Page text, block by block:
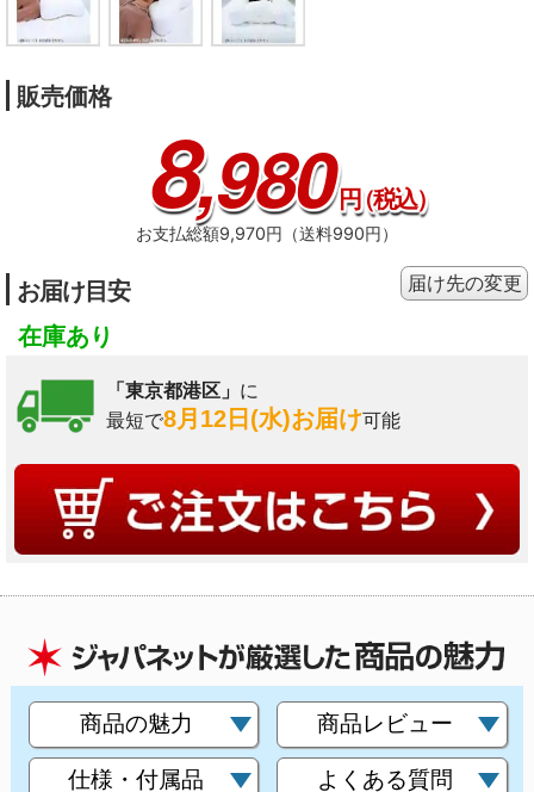
販売価格
8,980円（税込）
お支払総額9,970円（送料990円）
お届け目安
在庫あり
「東京都港区」 に
最短で8月12日(水)お届け可能
届け先の変更
商品の魅力 商品レビュー
仕様・付属品 よくある質問